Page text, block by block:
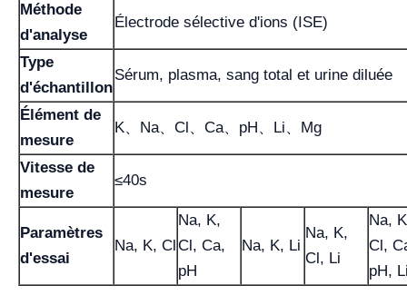
Méthode
d'analyse
Électrode sélective d'ions (ISE)
Type
d'échantillon
Sérum, plasma, sang total et urine diluée
Élément de
mesure
K、Na、Cl、Ca、pH、Li、Mg
Vitesse de
mesure
≤40s
Paramètres
d'essai
Na, K, Cl
Na, K,
Cl, Ca,
pH
Na, K, Li
Na, K,
Cl, Li
Na,
Cl,
pH,